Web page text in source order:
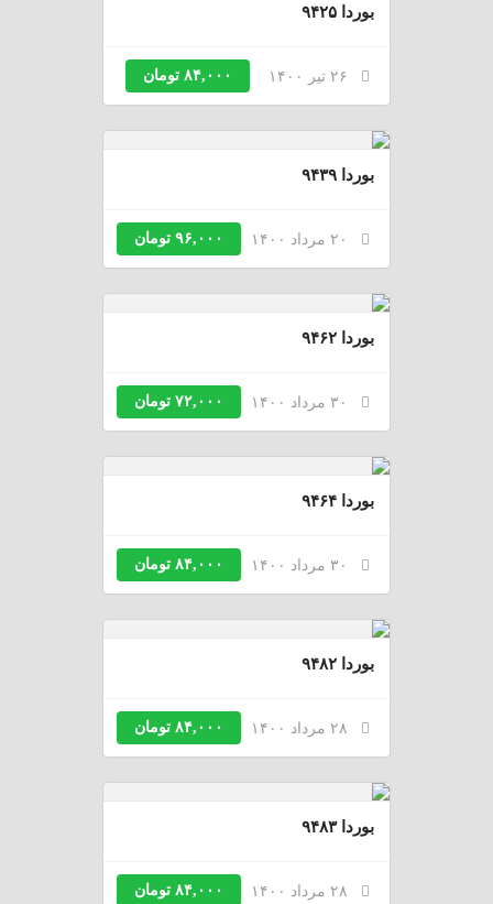
بوردا ۹۴۲۵
۸۴,۰۰۰ تومان
بوردا ۹۴۳۹
۹۶,۰۰۰ تومان
بوردا ۹۴۶۲
۷۲,۰۰۰ تومان
بوردا ۹۴۶۴
۸۴,۰۰۰ تومان
بوردا ۹۴۸۲
۸۴,۰۰۰ تومان
بوردا ۹۴۸۳
۸۴,۰۰۰ تومان